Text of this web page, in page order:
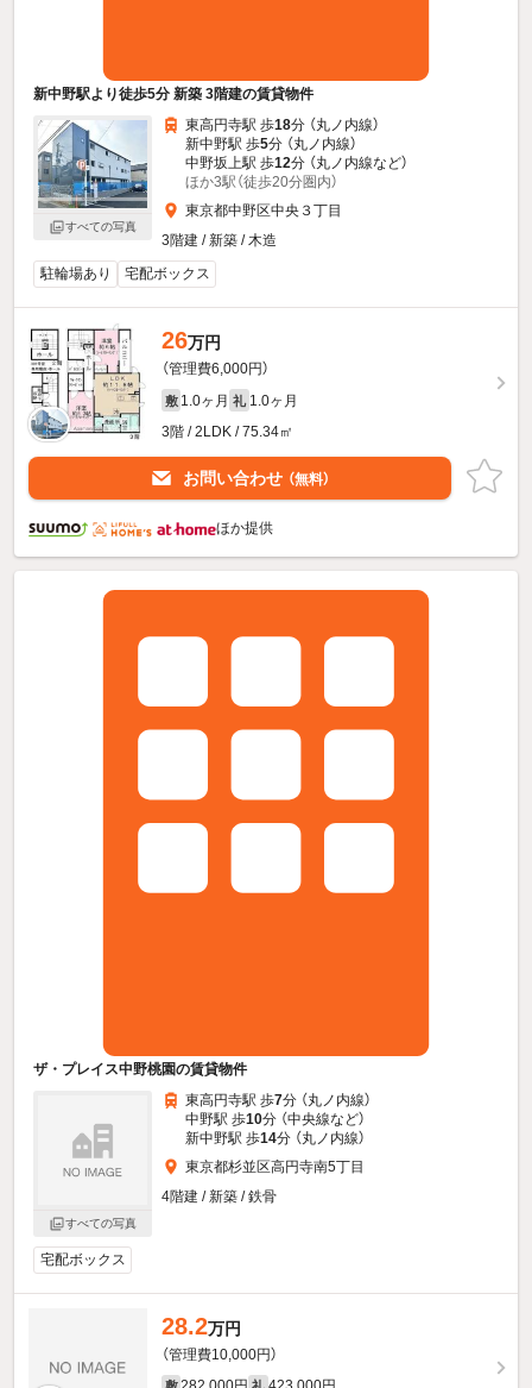
新中野駅より徒歩5分 新築 3階建の賃貸物件
すべての写真
東高円寺駅 歩18分 （丸ノ内線）
新中野駅 歩5分 （丸ノ内線）
中野坂上駅 歩12分 （丸ノ内線など）
ほか3駅（徒歩20分圏内）
東京都中野区中央３丁目
3階建 / 新築 / 木造
駐輪場あり
宅配ボックス
26万円
（管理費6,000円）
敷 1.0ヶ月 礼 1.0ヶ月
3階 / 2LDK / 75.34㎡
お問い合わせ （無料）
ほか提供
ザ・プレイス中野桃園の賃貸物件
すべての写真
東高円寺駅 歩7分 （丸ノ内線）
中野駅 歩10分 （中央線など）
新中野駅 歩14分 （丸ノ内線）
東京都杉並区高円寺南5丁目
4階建 / 新築 / 鉄骨
宅配ボックス
28.2万円
（管理費10,000円）